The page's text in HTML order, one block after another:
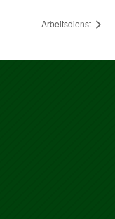
Arbeitsdienst